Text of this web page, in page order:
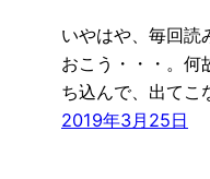
いやはや、毎回読
おこう・・・。何
ち込んで、出てこ
2019年3月25日